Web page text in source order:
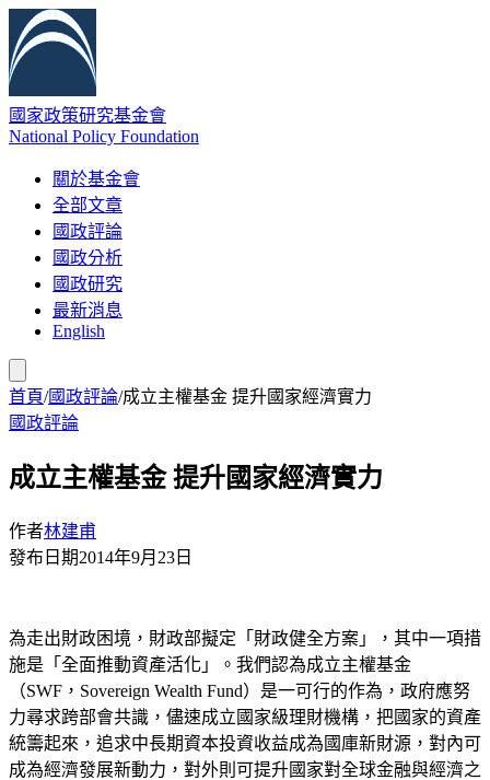
國家政策研究基金會
National Policy Foundation
關於基金會
全部文章
國政評論
國政分析
國政研究
最新消息
English
首頁/國政評論/成立主權基金 提升國家經濟實力
國政評論
成立主權基金 提升國家經濟實力
作者林建甫
發布日期2014年9月23日
為走出財政困境，財政部擬定「財政健全方案」，其中一項措
施是「全面推動資產活化」。我們認為成立主權基金
（SWF，Sovereign Wealth Fund）是一可行的作為，政府應努
力尋求跨部會共識，儘速成立國家級理財機構，把國家的資產
統籌起來，追求中長期資本投資收益成為國庫新財源，對內可
成為經濟發展新動力，對外則可提升國家對全球金融與經濟之